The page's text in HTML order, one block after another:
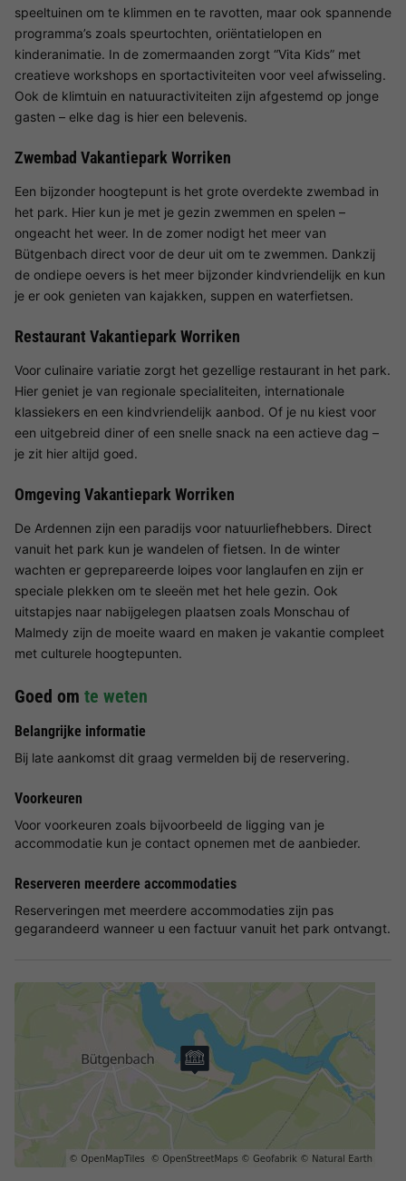
speeltuinen om te klimmen en te ravotten, maar ook spannende
programma’s zoals speurtochten, oriëntatielopen en
kinderanimatie. In de zomermaanden zorgt “Vita Kids” met
creatieve workshops en sportactiviteiten voor veel afwisseling.
Ook de klimtuin en natuuractiviteiten zijn afgestemd op jonge
gasten – elke dag is hier een belevenis.
Zwembad Vakantiepark Worriken
Een bijzonder hoogtepunt is het grote overdekte zwembad in
het park. Hier kun je met je gezin zwemmen en spelen –
ongeacht het weer. In de zomer nodigt het meer van
Bütgenbach direct voor de deur uit om te zwemmen. Dankzij
de ondiepe oevers is het meer bijzonder kindvriendelijk en kun
je er ook genieten van kajakken, suppen en waterfietsen.
Restaurant Vakantiepark Worriken
Voor culinaire variatie zorgt het gezellige restaurant in het park.
Hier geniet je van regionale specialiteiten, internationale
klassiekers en een kindvriendelijk aanbod. Of je nu kiest voor
een uitgebreid diner of een snelle snack na een actieve dag –
je zit hier altijd goed.
Omgeving Vakantiepark Worriken
De Ardennen zijn een paradijs voor natuurliefhebbers. Direct
vanuit het park kun je wandelen of fietsen. In de winter
wachten er geprepareerde loipes voor langlaufen en zijn er
speciale plekken om te sleeën met het hele gezin. Ook
uitstapjes naar nabijgelegen plaatsen zoals Monschau of
Malmedy zijn de moeite waard en maken je vakantie compleet
met culturele hoogtepunten.
Goed om te weten
Belangrijke informatie
Bij late aankomst dit graag vermelden bij de reservering.
Voorkeuren
Voor voorkeuren zoals bijvoorbeeld de ligging van je
accommodatie kun je contact opnemen met de aanbieder.
Reserveren meerdere accommodaties
Reserveringen met meerdere accommodaties zijn pas
gegarandeerd wanneer u een factuur vanuit het park ontvangt.